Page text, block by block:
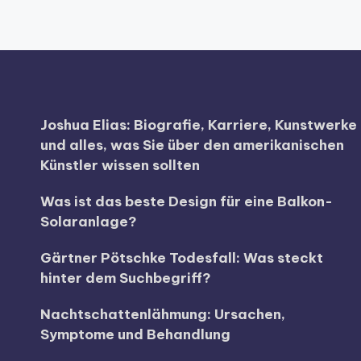
Joshua Elias: Biografie, Karriere, Kunstwerke
und alles, was Sie über den amerikanischen
Künstler wissen sollten
Was ist das beste Design für eine Balkon-
Solaranlage?
Gärtner Pötschke Todesfall: Was steckt
hinter dem Suchbegriff?
Nachtschattenlähmung: Ursachen,
Symptome und Behandlung